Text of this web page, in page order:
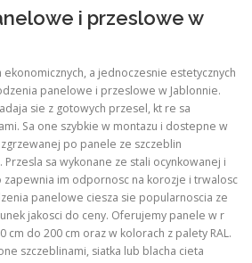
i przeslowe w
ekonomicznych, a jednoczesnie estetycznych
panelowe i przeslowe w Jablonnie.
sie z gotowych przesel, kt re sa
Sa one szybkie w montazu i dostepne w
po panele ze szczeblin
sa wykonane ze stali ocynkowanej i
im odpornosc na korozje i trwalosc
panelowe ciesza sie popularnoscia ze
jakosci do ceny. Oferujemy panele w r
cm do 200 cm oraz w kolorach z palety RAL.
szczeblinami, siatka lub blacha cieta